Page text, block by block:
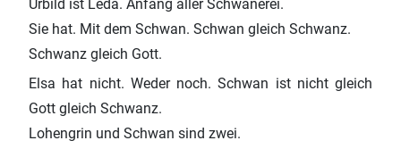
Urbild ist Leda. Anfang aller Schwanerei.
Sie hat. Mit dem Schwan. Schwan gleich Schwanz.
Schwanz gleich Gott.
Elsa hat nicht. Weder noch. Schwan ist nicht gleich
Gott gleich Schwanz.
Lohengrin und Schwan sind zwei.